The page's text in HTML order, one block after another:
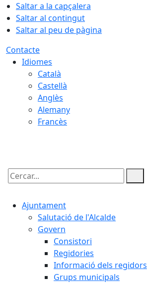
Saltar a la capçalera
Saltar al contingut
Saltar al peu de pàgina
Contacte
Idiomes
Català
Castellà
Anglès
Alemany
Francès
Cercar:
Ajuntament
Salutació de l'Alcalde
Govern
Consistori
Regidories
Informació dels regidors
Grups municipals